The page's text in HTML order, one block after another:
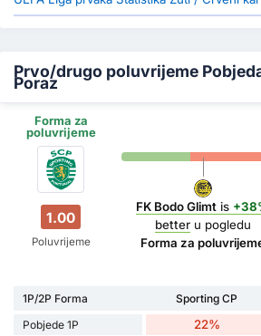
Prvo/drugo poluvrijeme
Poraz
Forma za
poluvrijeme
1.00
Poluvrijeme
FK Bodo Glimtis
betteru pogledu
Forma za
1P/2P Forma Sporting CP
Pobjede 1P
22%